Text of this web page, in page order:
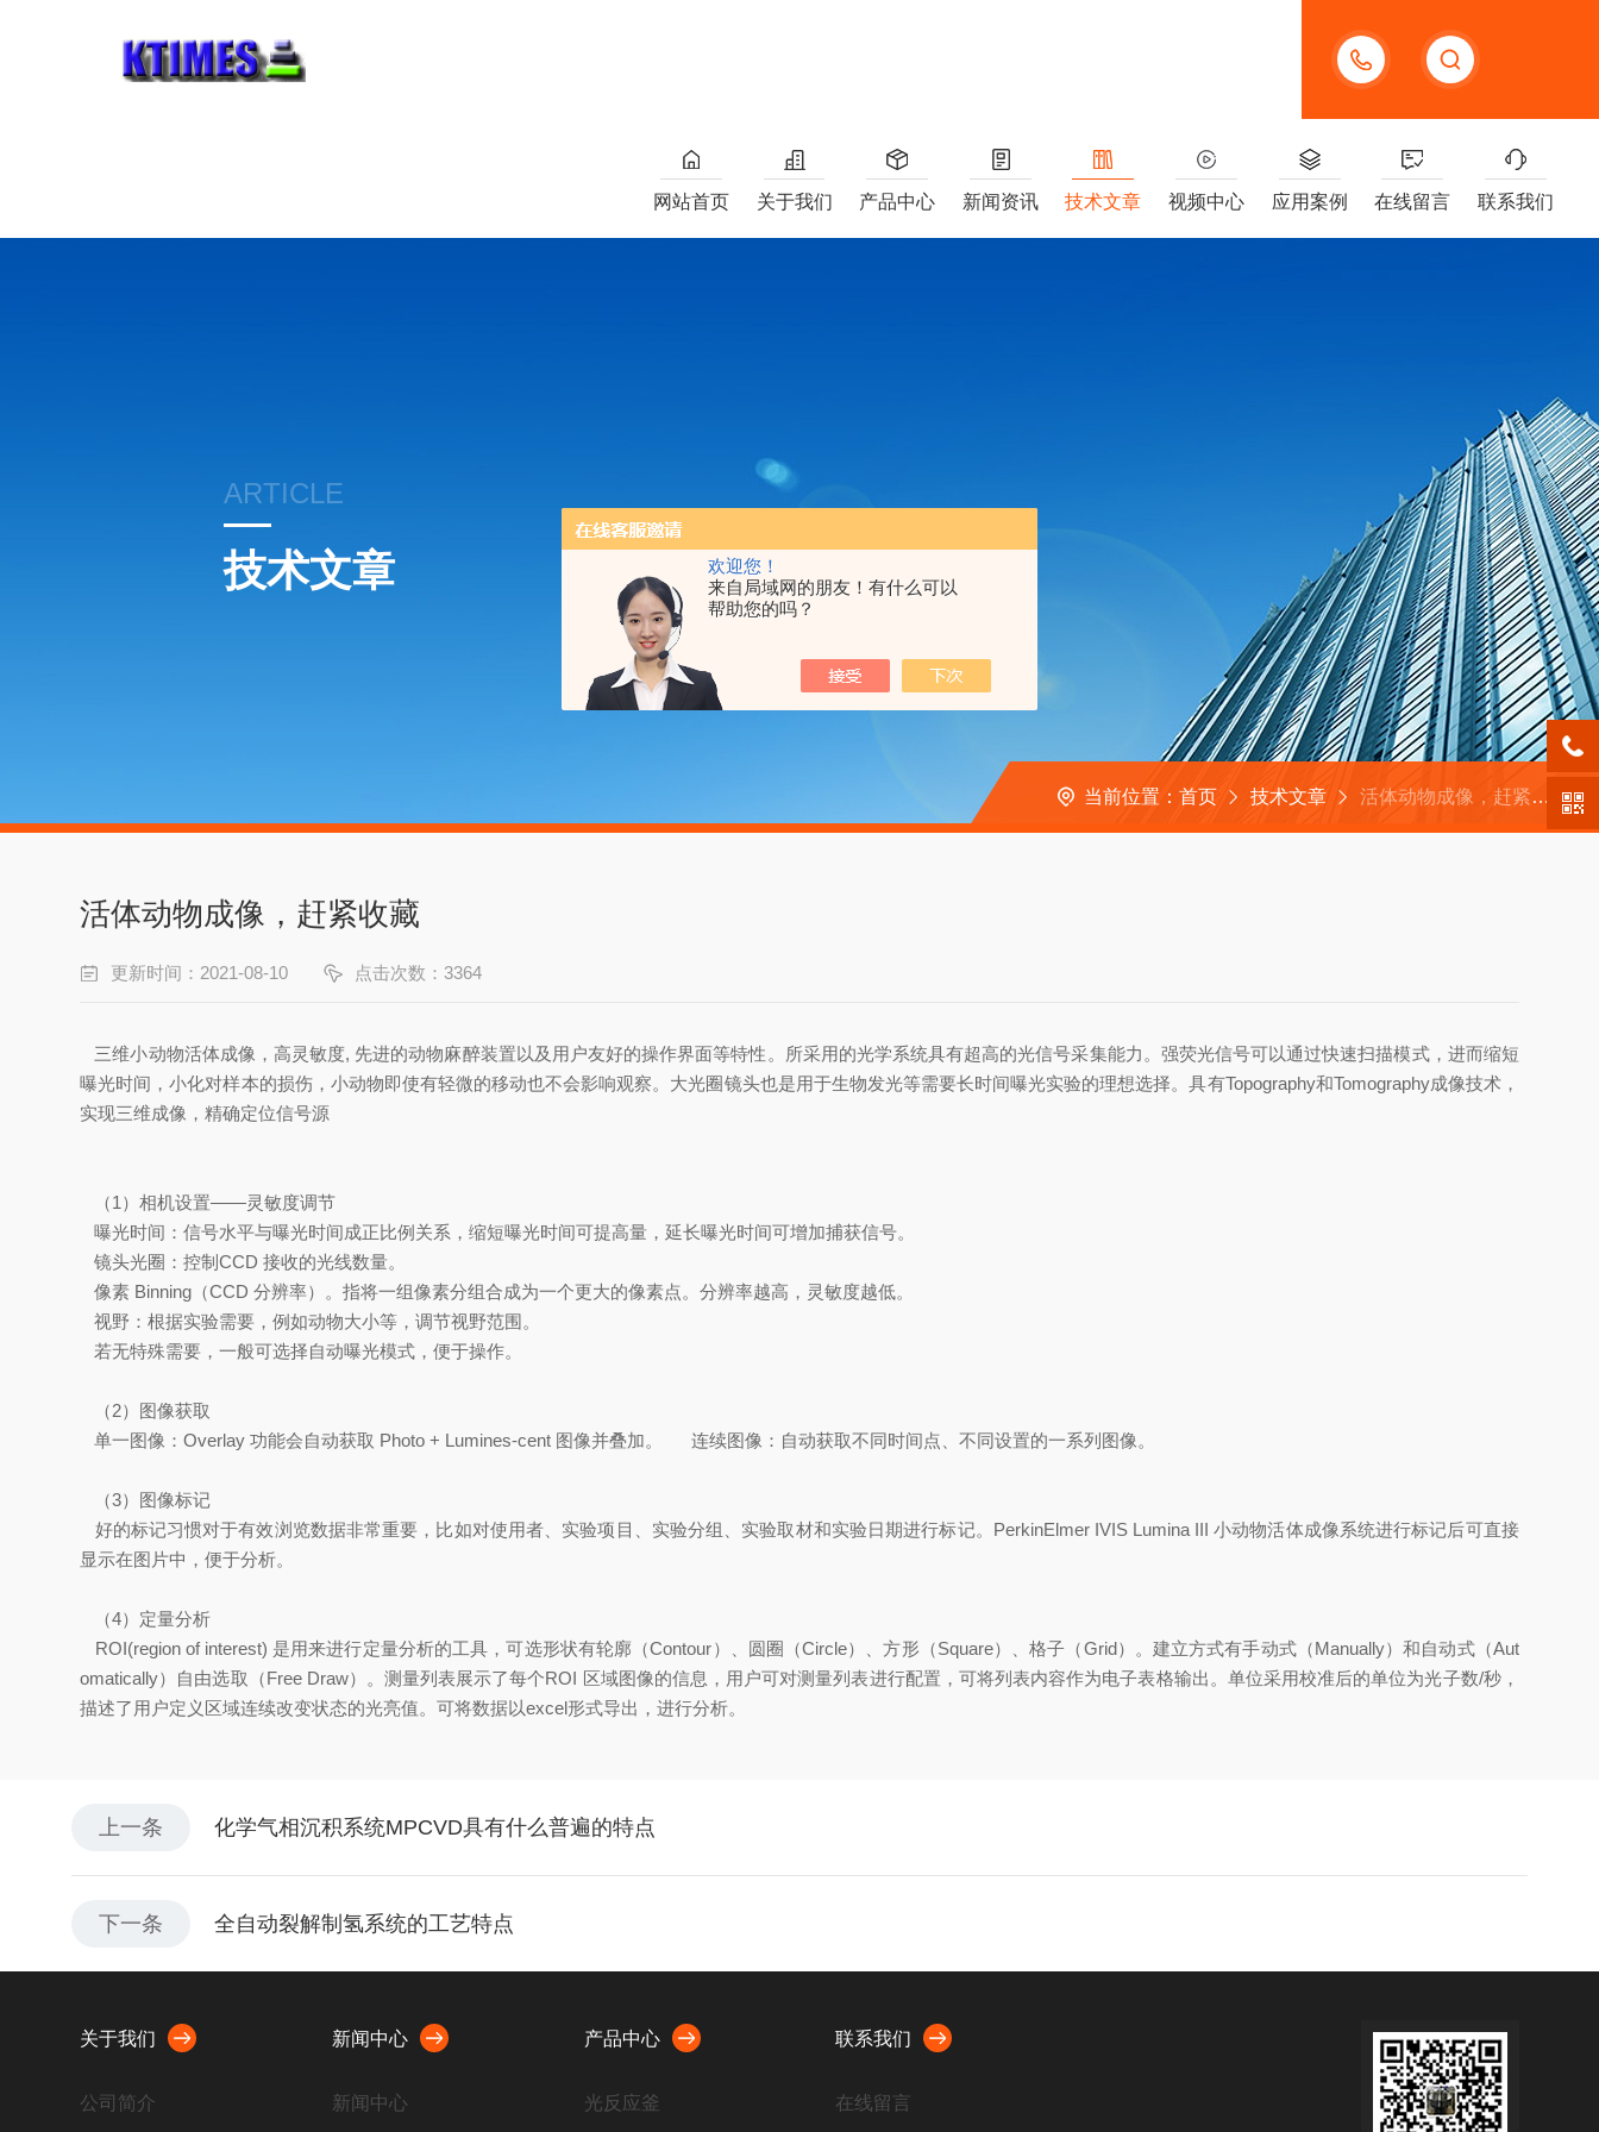
欢迎您！
来自局域网的朋友！有什么可以
帮助您的吗？
13391005955
网站首页 关于我们 产品中心 新闻资讯 技术文章 视频中心 应用案例 在线留言 联系我们
ARTICLE
技术文章
当前位置： 首页 技术文章 活体动物成像，赶紧收藏
活体动物成像，赶紧收藏
更新时间：2021-08-10 点击次数：3364
三维小动物活体成像，高灵敏度, 先进的动物麻醉装置以及用户友好的操作界面等特性。所采用的光学系统具有超高的光信号采集能力。强荧光信号可以通过快速扫描模式，进而缩短
曝光时间，小化对样本的损伤，小动物即使有轻微的移动也不会影响观察。大光圈镜头也是用于生物发光等需要长时间曝光实验的理想选择。具有Topography和Tomography成像技术，
实现三维成像，精确定位信号源
（1）相机设置——灵敏度调节
曝光时间：信号水平与曝光时间成正比例关系，缩短曝光时间可提高量，延长曝光时间可增加捕获信号。
镜头光圈：控制CCD 接收的光线数量。
像素 Binning（CCD 分辨率）。指将一组像素分组合成为一个更大的像素点。分辨率越高，灵敏度越低。
视野：根据实验需要，例如动物大小等，调节视野范围。
若无特殊需要，一般可选择自动曝光模式，便于操作。
（2）图像获取
单一图像：Overlay 功能会自动获取 Photo + Lumines-cent 图像并叠加。连续图像：自动获取不同时间点、不同设置的一系列图像。
（3）图像标记
好的标记习惯对于有效浏览数据非常重要，比如对使用者、实验项目、实验分组、实验取材和实验日期进行标记。PerkinElmer IVIS Lumina III 小动物活体成像系统进行标记后可直接
显示在图片中，便于分析。
（4）定量分析
ROI(region of interest) 是用来进行定量分析的工具，可选形状有轮廓（Contour）、圆圈（Circle）、方形（Square）、格子（Grid）。建立方式有手动式（Manually）和自动式（Aut
omatically）自由选取（Free Draw）。测量列表展示了每个ROI 区域图像的信息，用户可对测量列表进行配置，可将列表内容作为电子表格输出。单位采用校准后的单位为光子数/秒，
描述了用户定义区域连续改变状态的光亮值。可将数据以excel形式导出，进行分析。
上一条 化学气相沉积系统MPCVD具有什么普遍的特点
下一条 全自动裂解制氢系统的工艺特点
关于我们
公司简介
新闻中心
新闻中心
产品中心
光反应釜
联系我们
在线留言